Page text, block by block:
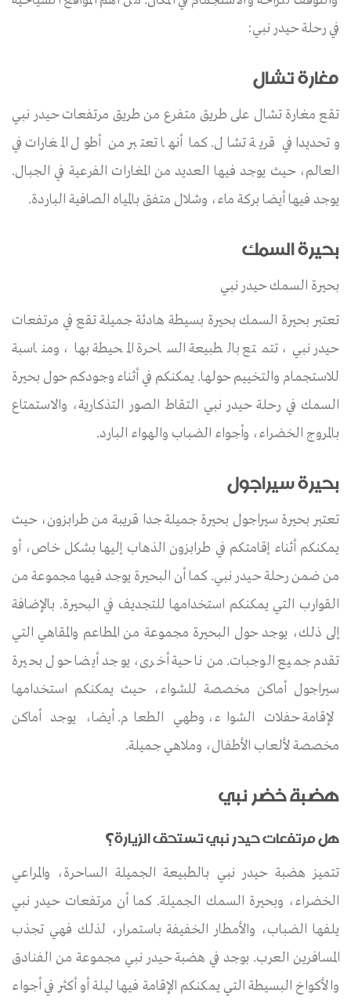
في رحلة حيدر نبي:
مغارة تشال
تقع مغارة تشال على طريق متفرع من طريق مرتفعات حيدر نبي
وتحديدا في قرية تشال. كما أنها تعتبر من أطول المغارات في
العالم، حيث يوجد فيها العديد من المغارات الفرعية في الجبال.
يوجد فيها أيضا بركة ماء، وشلال متفق بالمياه الصافية الباردة.
بحيرة السمك
بحيرة السمك حيدر نبي
تعتبر بحيرة السمك بحيرة بسيطة هادئة جميلة تقع في مرتفعات
حيدر نبي، تتمتع بالطبيعة الساحرة المحيطة بها، ومناسبة
للاستجمام والتخييم حولها. يمكنكم في أثناء وجودكم حول بحيرة
السمك في رحلة حيدر نبي التقاط الصور التذكارية، والاستمتاع
بالمروج الخضراء، وأجواء الضباب والهواء البارد.
بحيرة سيراجول
تعتبر بحيرة سيراجول بحيرة جميلة جدا قريبة من طرابزون، حيث
يمكنكم أثناء إقامتكم في طرابزون الذهاب إليها بشكل خاص، أو
من ضمن رحلة حيدر نبي. كما أن البحيرة يوجد فيها مجموعة من
القوارب التي يمكنكم استخدامها للتجديف في البحيرة. بالإضافة
إلى ذلك، يوجد حول البحيرة مجموعة من المطاعم والمقاهي التي
تقدم جميع الوجبات. من ناحية أخرى، يوجد أيضا حول بحيرة
سيراجول أماكن مخصصة للشواء، حيث يمكنكم استخدامها
لإقامة حفلات الشواء، وطهي الطعام. أيضا، يوجد أماكن
مخصصة لألعاب الأطفال، وملاهي جميلة.
هضبة خضر نبي
هل مرتفعات حيدر نبي تستحق الزيارة؟
تتميز هضبة حيدر نبي بالطبيعة الجميلة الساحرة، والمراعي
الخضراء، وبحيرة السمك الجميلة. كما أن مرتفعات حيدر نبي
يلفها الضباب، والأمطار الخفيفة باستمرار، لذلك فهي تجذب
المسافرين العرب. بوجد في هضبة حيدر نبي مجموعة من الفنادق
والأكواخ البسيطة التي يمكنكم الإقامة فيها ليلة أو أكثر في أجواء